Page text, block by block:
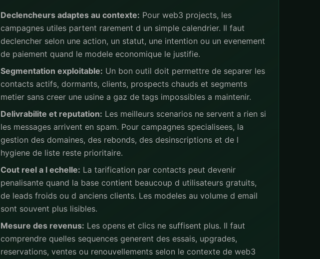
Declencheurs adaptes au contexte: Pour web3 projects, les
campagnes utiles partent rarement d un simple calendrier. Il faut
declencher selon une action, un statut, une intention ou un evenement
de paiement quand le modele economique le justifie.
Segmentation exploitable: Un bon outil doit permettre de separer les
contacts actifs, dormants, clients, prospects chauds et segments
metier sans creer une usine a gaz de tags impossibles a maintenir.
Delivrabilite et reputation: Les meilleurs scenarios ne servent a rien si
les messages arrivent en spam. Pour campagnes specialisees, la
gestion des domaines, des rebonds, des desinscriptions et de l
hygiene de liste reste prioritaire.
Cout reel a l echelle: La tarification par contacts peut devenir
penalisante quand la base contient beaucoup d utilisateurs gratuits,
de leads froids ou d anciens clients. Les modeles au volume d email
sont souvent plus lisibles.
Mesure des revenus: Les opens et clics ne suffisent plus. Il faut
comprendre quelles sequences generent des essais, upgrades,
reservations, ventes ou renouvellements selon le contexte de web3